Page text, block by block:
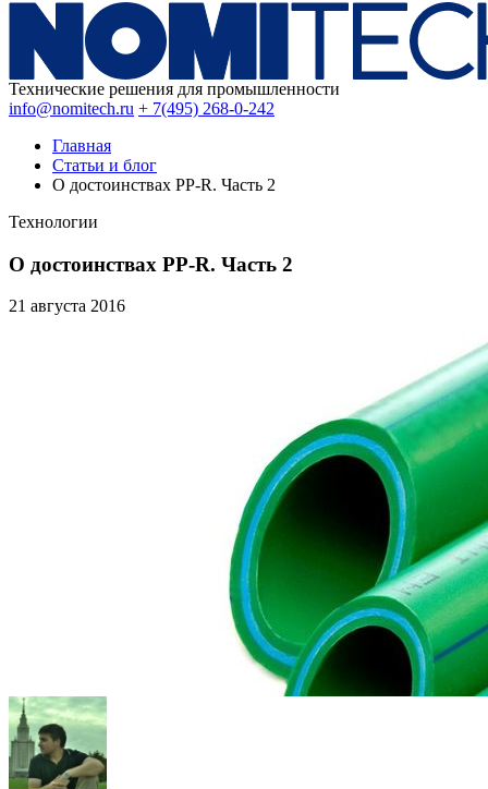
Технические решения для промышленности
info@nomitech.ru + 7(495) 268-0-242
Главная
Статьи и блог
О достоинствах PP-R. Часть 2
Технологии
О достоинствах PP-R. Часть 2
21 августа 2016